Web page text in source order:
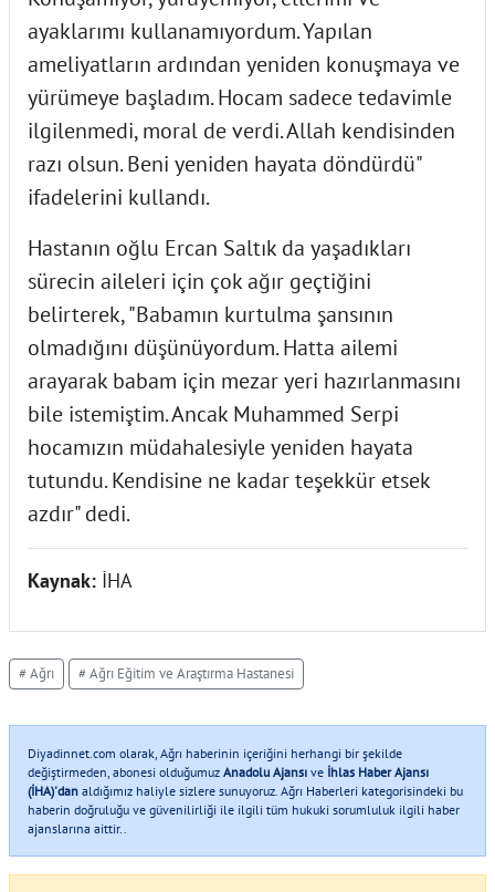
ayaklarımı kullanamıyordum. Yapılan
ameliyatların ardından yeniden konuşmaya ve
yürümeye başladım. Hocam sadece tedavimle
ilgilenmedi, moral de verdi. Allah kendisinden
razı olsun. Beni yeniden hayata döndürdü"
ifadelerini kullandı.
Hastanın oğlu Ercan Saltık da yaşadıkları
sürecin aileleri için çok ağır geçtiğini
belirterek, "Babamın kurtulma şansının
olmadığını düşünüyordum. Hatta ailemi
arayarak babam için mezar yeri hazırlanmasını
bile istemiştim. Ancak Muhammed Serpi
hocamızın müdahalesiyle yeniden hayata
tutundu. Kendisine ne kadar teşekkür etsek
azdır" dedi.
Kaynak: İHA
# Ağrı # Ağrı Eğitim ve Araştırma Hastanesi
Diyadinnet.com olarak, Ağrı haberinin içeriğini herhangi bir şekilde
değiştirmeden, abonesi olduğumuz Anadolu Ajansı ve İhlas Haber Ajansı
(İHA)'dan aldığımız haliyle sizlere sunuyoruz. Ağrı Haberleri kategorisindeki bu
haberin doğruluğu ve güvenilirliği ile ilgili tüm hukuki sorumluluk ilgili haber
ajanslarına aittir..